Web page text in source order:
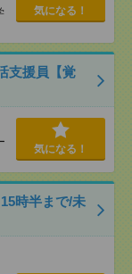
気になる！
支援員【覚
気になる！
時半まで/未